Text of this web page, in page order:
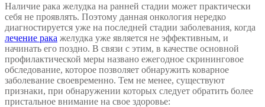
Наличие рака желудка на ранней стадии может практически
себя не проявлять. Поэтому данная онкология нередко
диагностируется уже на последней стадии заболевания, когда
лечение рака желудка уже является не эффективным, и
начинать его поздно. В связи с этим, в качестве основной
профилактической меры названо ежегодное скрининговое
обследование, которое позволяет обнаружить коварное
заболевание своевременно. Тем не менее, существуют
признаки, при обнаружении которых следует обратить более
пристальное внимание на свое здоровье: